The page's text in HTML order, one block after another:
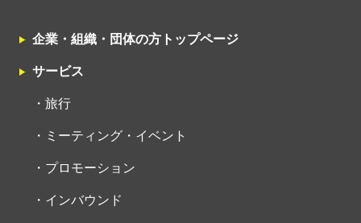
企業・組織・団体の方トップページ
サービス
旅行
ミーティング・イベント
プロモーション
インバウンド